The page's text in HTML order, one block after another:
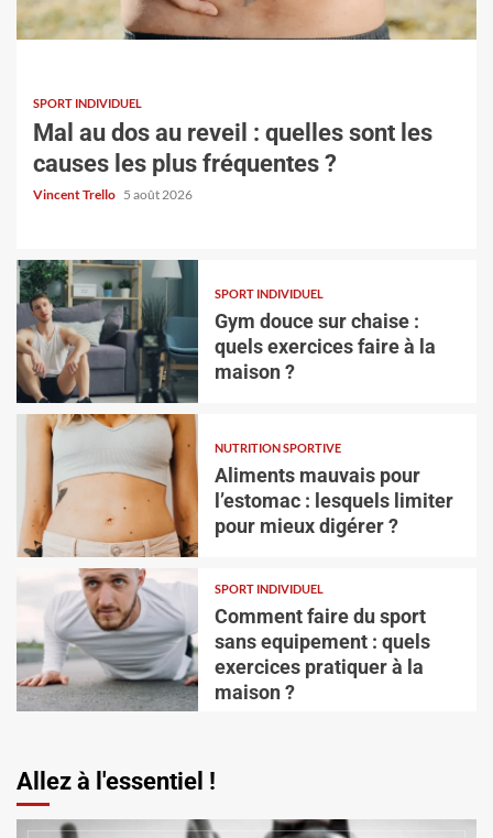
Gym douce sur chaise : quels exercices faire à
la maison ?
3 août 2026
NUTRITION SPORTIVE
Aliments mauvais pour l’estomac : lesquels
limiter pour mieux digérer ?
Vincent Trello 31 juillet 2026
SPORT INDIVIDUEL
Mal au dos au reveil : quelles sont les
causes les plus fréquentes ?
Vincent Trello 5 août 2026
SPORT INDIVIDUEL
Gym douce sur chaise :
quels exercices faire à la
maison ?
NUTRITION SPORTIVE
Aliments mauvais pour
l’estomac : lesquels limiter
pour mieux digérer ?
SPORT INDIVIDUEL
Comment faire du sport
sans equipement : quels
exercices pratiquer à la
maison ?
Allez à l'essentiel !